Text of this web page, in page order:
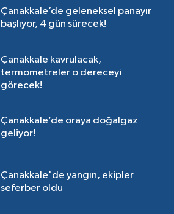
Çanakkale’de geleneksel panayır
başlıyor, 4 gün sürecek!
Çanakkale kavrulacak,
termometreler o dereceyi
görecek!
Çanakkale’de oraya doğalgaz
geliyor!
Çanakkale'de yangın, ekipler
seferber oldu